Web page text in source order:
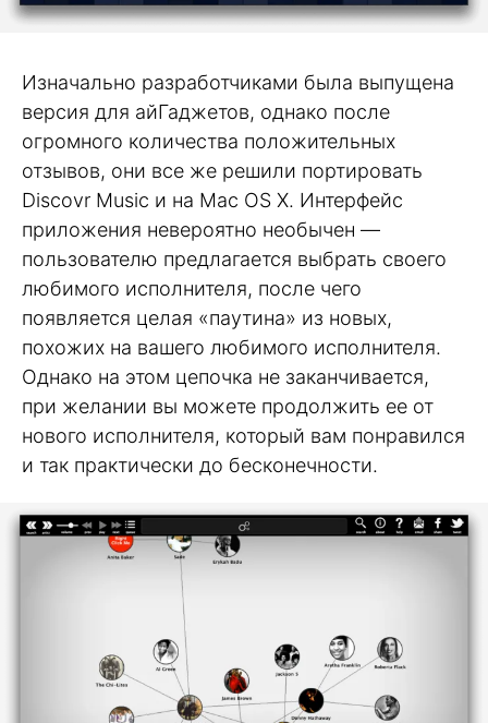
Изначально разработчиками была выпущена
версия для айГаджетов, однако после
огромного количества положительных
отзывов, они все же решили портировать
Discovr Music и на Mac OS X. Интерфейс
приложения невероятно необычен —
пользователю предлагается выбрать своего
любимого исполнителя, после чего
появляется целая «паутина» из новых,
похожих на вашего любимого исполнителя.
Однако на этом цепочка не заканчивается,
при желании вы можете продолжить ее от
нового исполнителя, который вам понравился
и так практически до бесконечности.